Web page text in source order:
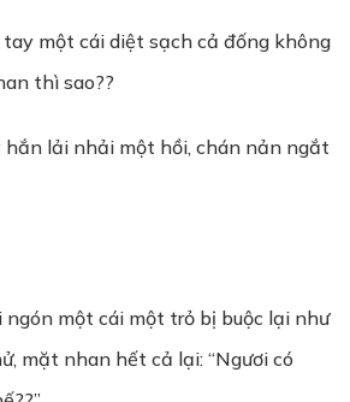
tay một cái diệt sạch cả đống không
thì sao??
hắn lải nhải một hồi, chán nản ngắt
ngón một cái một trỏ bị buộc lại như
mặt nhan hết cả lại: “Ngươi có